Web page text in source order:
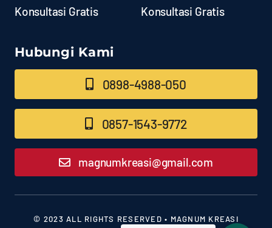
Konsultasi Gratis
Konsultasi Gratis
Hubungi Kami
0898-4988-050
0857-1543-9772
magnumkreasi@gmail.com
© 2023 ALL RIGHTS RESERVED • MAGNUM KREASI